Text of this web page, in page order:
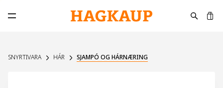
Opna aðalvalmynd
SNYRTIVARA HÁR SJAMPÓ OG HÁRNÆRING